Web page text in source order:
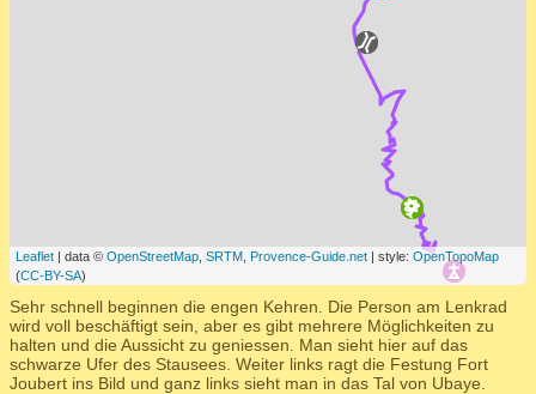
Leaflet | data © OpenStreetMap SRTM Provence-Guide.net | style: OpenTopoMap
(CC-BY-SA)
Sehr schnell beginnen die engen Kehren. Die Person am Lenkrad
wird voll beschäftigt sein, aber es gibt mehrere Möglichkeiten zu
halten und die Aussicht zu geniessen. Man sieht hier auf das
schwarze Ufer des Stausees. Weiter links ragt die Festung Fort
Joubert ins Bild und ganz links sieht man in das Tal von Ubaye.